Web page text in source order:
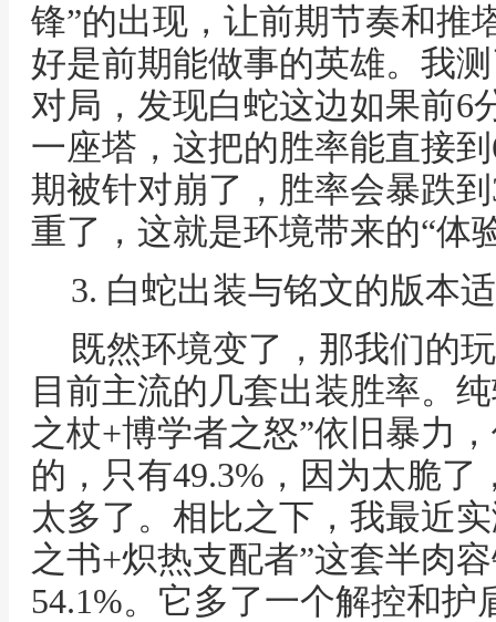
锋”的出现，让前期节奏和推
好是前期能做事的英雄。我
对局，发现白蛇这边如果前6
一座塔，这把的胜率能直接
期被针对崩了，胜率会暴跌
重了，这就是环境带来的“体
3. 白蛇出装与铭文的版本
既然环境变了，那我们的
目前主流的几套出装胜率。
之杖+博学者之怒”依旧暴力
的，只有49.3%，因为太脆了
太多了。相比之下，我最近
之书+炽热支配者”这套半肉
54.1%。它多了一个解控和